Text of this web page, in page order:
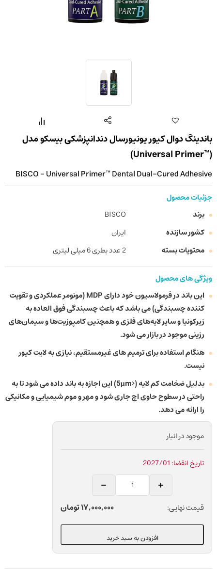
باندینگ دوال کیور یونیورسال دندانپزشکی بیسکو مدل
(™Universal Primer)
BISCO - Universal Primer™ Dental Dual-Cured Adhesive
جزئیات محصول
برند
BISCO
کشور سازنده
ایران
محتویات بسته
2 عدد بطری 6 میلی لیتری
ویژگی های محصول
این باند در فرمولاسیون خود دارای MDP (مونومر عملکردی و تقویت
کننده چسبندگی) می باشد که باعث چسبندگی فوق العاده به
زیرکونیا و سایر لایه‌های فلزی و همچنین کامپوزیت‌ها و سیمان‌های
رزینی موجود در بازار می شود.
هنگام استفاده برای ترمیم های غیرمستقیم، نیازی به لایت کیور
نیست.
بدلیل ضخامت کم لایه (<5μm) این اجازه به باند داده می شود تا به
راحتی در سطوح حاوی اچ جاری شود و مهر و موم شیمیایی و مکانیکی
را ارائه می دهد.
موجود در انبار
تاریخ انقضا: 2027/01
باندینگ
دوال
دندانپزشکی
بیسکو
قیمت نهایی: 17,000,000تومان
افزودن به سبد خرید